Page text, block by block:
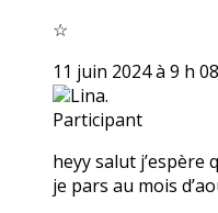
☆
11 juin 2024 à 9 h
Lina.
Participant
heyy salut j’espère
je pars au mois